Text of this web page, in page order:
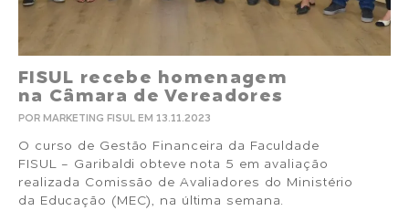
FISUL recebe homenagem
na Câmara de Vereadores
POR MARKETING FISUL EM 13.11.2023
O curso de Gestão Financeira da Faculdade
FISUL - Garibaldi obteve nota 5 em avaliação
realizada Comissão de Avaliadores do Ministério
da Educação (MEC), na última semana.